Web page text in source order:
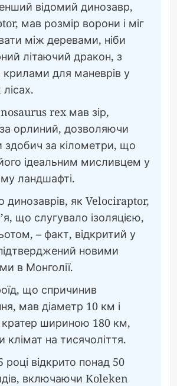
відомий динозавр,
мав розмір ворони і міг
між деревами, ніби
літаючий дракон, з
для маневрів у
rex мав зір,
орлиний, дозволяючи
здобич за кілометри, що
ідеальним мисливцем у
ландшафті.
динозаврів, як Velociraptor,
що слугувало ізоляцією,
– факт, відкритий у
новими
в Монголії.
що спричинив
мав діаметр 10 км і
кратер шириною 180 км,
клімат на тисячоліття.
році відкрито понад 50
включаючи Koleken